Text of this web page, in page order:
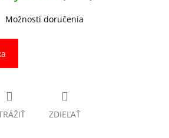
Možnosti doručenia
ZDIEĽAŤ